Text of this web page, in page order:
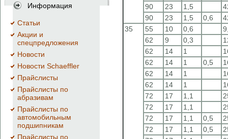
Информация
Cтатьи
Акции и
спецпредложения
Новости
Новости Schaeffler
Прайслисты
Прайслисты по
абразивам
Прайслисты по
автомобильным
подшипникам
Прайслисты по
90
23 1,5
90
23 1,5 0,6
35
55 10 0,6
62
9 0,3
62
14 1
62
14 1 0,5
62
14 1
62
14 1
72
17 1,1
72
17 1,1
72
17 1,1 0,5
72
17 1,1 0,5